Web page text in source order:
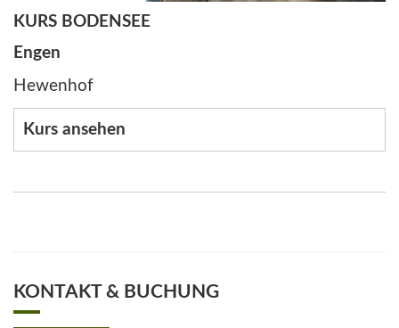
KURS BODENSEE
Engen
Hewenhof
Kurs ansehen
KONTAKT & BUCHUNG